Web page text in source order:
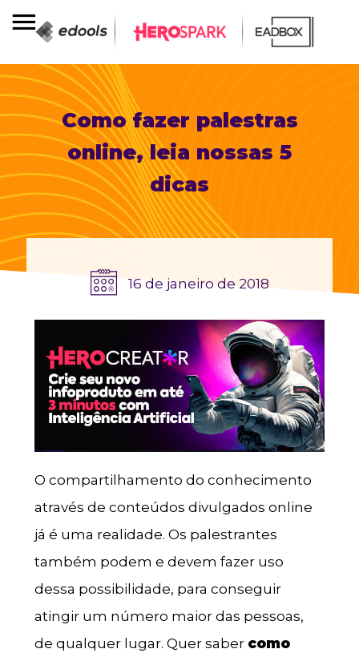
Como fazer palestras
online, leia nossas 5
dicas
16 de janeiro de 2018
O compartilhamento do conhecimento
através de conteúdos divulgados online
já é uma realidade. Os palestrantes
também podem e devem fazer uso
dessa possibilidade, para conseguir
atingir um número maior das pessoas,
de qualquer lugar. Quer saber como